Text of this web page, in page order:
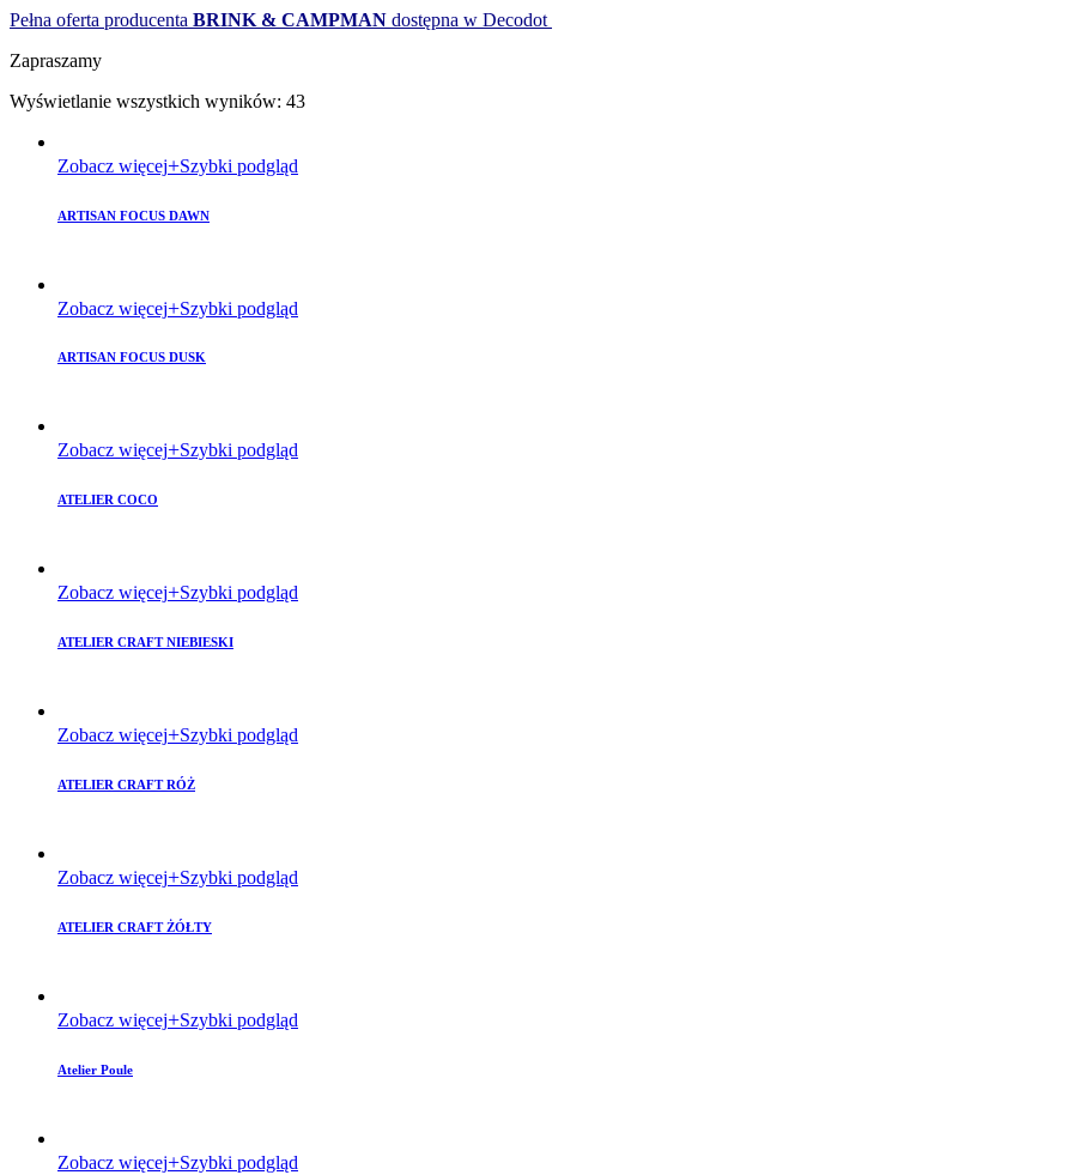
Pełna oferta producenta BRINK & CAMPMAN dostępna w Decodot
Zapraszamy
Wyświetlanie wszystkich wyników: 43
Zobacz więcej Szybki podgląd
ARTISAN FOCUS DAWN
Zobacz więcej Szybki podgląd
ARTISAN FOCUS DUSK
Zobacz więcej Szybki podgląd
ATELIER COCO
Zobacz więcej Szybki podgląd
ATELIER CRAFT NIEBIESKI
Zobacz więcej Szybki podgląd
ATELIER CRAFT RÓŻ
Zobacz więcej Szybki podgląd
ATELIER CRAFT ŻÓŁTY
Zobacz więcej Szybki podgląd
Atelier Poule
Zobacz więcej Szybki podgląd